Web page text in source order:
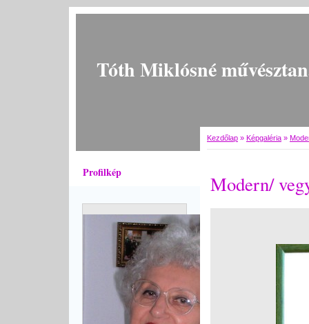
Tóth Miklósné
Profilkép
Kezdőlap » Képgaléria »
Modern/